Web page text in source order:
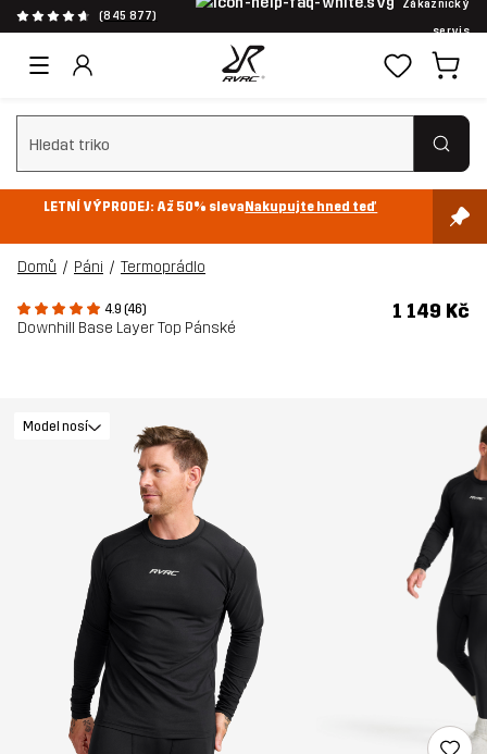
(845 877)
Zákaznický
servis
Vymazat vyhledávání
LETNÍ VÝPRODEJ: Až 50% slevaNakupujte hned teď
Domů Páni Termoprádlo
4.9 (46)
Downhill Base Layer Top Pánské
1 149 Kč
Model nosí